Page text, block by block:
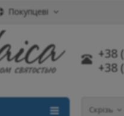
Покупцеві
+38
+38
Скрізь